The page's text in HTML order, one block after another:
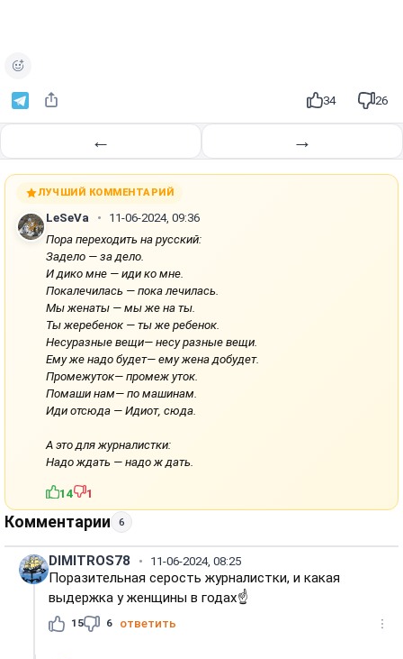
и
34 26
← →
ЛУЧШИЙ КОММЕНТАРИЙ
LeSeVa
11-06-2024, 09:36
Пора переходить на русский:
Задело — за дело.
И дико мне — иди ко мне.
Покалечилась — пока лечилась.
Мы женаты — мы же на ты.
Ты жеребенок — ты же ребенок.
Несуразные вещи— несу разные вещи.
Ему же надо будет— ему жена добудет.
Промежуток— промеж уток.
Помаши нам— по машинам.
Иди отсюда — Идиот, сюда.
А это для журналистки:
Надо ждать — надо ж дать.
14 1
Комментарии 6
DIMITROS78 11-06-2024, 08:25
Поразительная серость журналистки, и какая
выдержка у женщины в годах☝️
15 6 ответить